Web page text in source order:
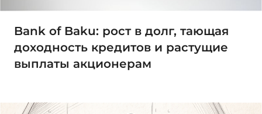
Bank of Baku: рост в долг, тающая
доходность кредитов и растущие
выплаты акционерам